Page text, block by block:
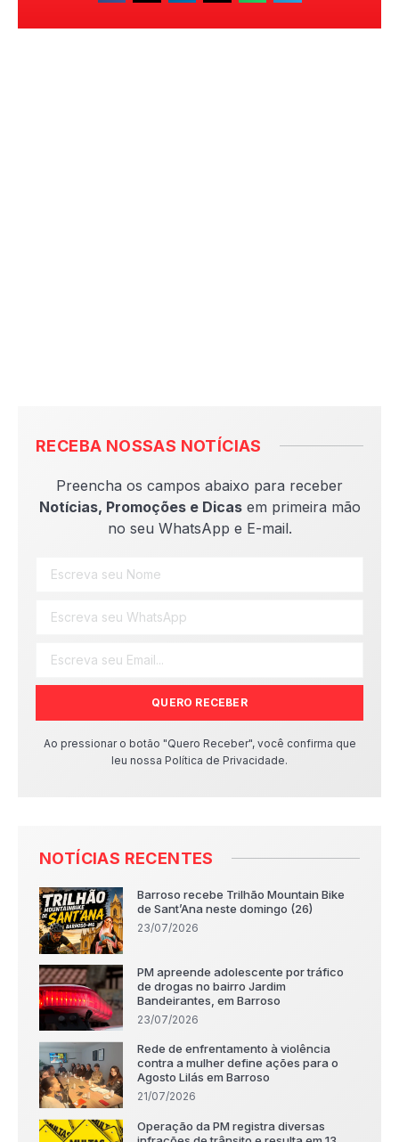
RECEBA NOSSAS NOTÍCIAS
Preencha os campos abaixo para receber
Notícias, Promoções e Dicasem primeira mão
no seu WhatsApp e E-mail.
QUERO RECEBER
Ao pressionar o botão "Quero Receber", você confirma que
leu nossa Política de Privacidade.
NOTÍCIAS RECENTES
Barroso recebe Trilhão Mountain Bike
de Sant’Ana neste domingo (26)
23/07/2026
PM apreende adolescente por tráfico
de drogas no bairro Jardim
Bandeirantes, em Barroso
23/07/2026
Rede de enfrentamento à violência
contra a mulher define ações para o
Agosto Lilás em Barroso
21/07/2026
Operação da PM registra diversas